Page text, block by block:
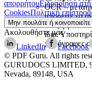
OCR –
μπορείτε να
ίδια.
χειρόγραφες
απορρήτουΕιδοποίηση
CookiesΠολιτική
Μην πουλάτε ή
Ακολουθήστε μας
LinkedIn
Facebook
© PDF Guru. All rights
GURUDOCS LIMITED,
Nevada, 89148, USA